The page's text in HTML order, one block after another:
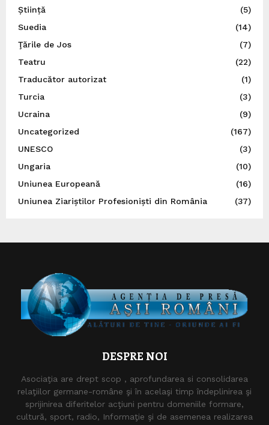
Știință
(5)
Suedia
(14)
Ţările de Jos
(7)
Teatru
(22)
Traducător autorizat
(1)
Turcia
(3)
Ucraina
(9)
Uncategorized
(167)
UNESCO
(3)
Ungaria
(10)
Uniunea Europeană
(16)
Uniunea Ziariștilor Profesioniști din România
(37)
DESPRE NOI
Asociaţia are drept scop , aprofundarea si consolidarea
relaţiilor germane-române şi în acelaşi timp îndeplinirea şi
sprijinirea diferitelor acţiuni pentru domeniile formare,
cultură, sport, radio, Informaţie şi de asemenea realizarea